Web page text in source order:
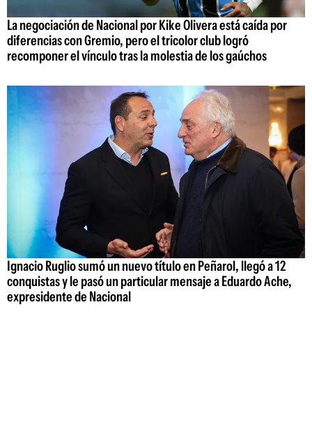
La negociación de Nacional por Kike Olivera está caída por
diferencias con Gremio, pero el tricolor club logró
recomponer el vínculo tras la molestia de los gaúchos
Ignacio Ruglio sumó un nuevo título en Peñarol, llegó a 12
conquistas y le pasó un particular mensaje a Eduardo Ache,
expresidente de Nacional